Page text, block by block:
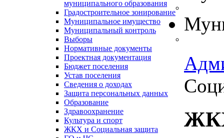
муниципального образования
Градостроительное зонирование
Муниципальное имущество
Муниципальный контроль
Выборы
Нормативные документы
Проектная документация
Бюджет поселения
Устав поселения
Сведения о доходах
Защита персональных данных
Образование
Здравоохранение
Культура и спорт
ЖКХ и Социальная защита